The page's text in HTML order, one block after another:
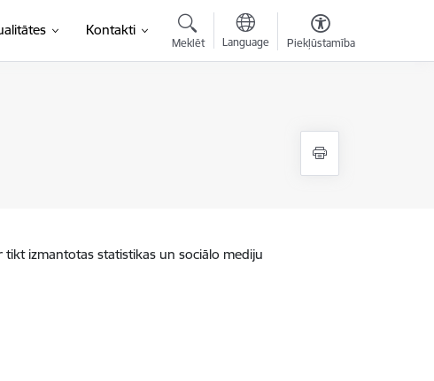
Kontakti
Meklēt Language Piekļūstamība
izmantotas statistikas un sociālo mediju